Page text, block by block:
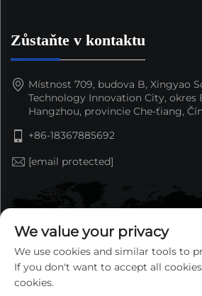
Zůstaňte v kontaktu
Místnost 709, budova B, Xingyao
Technology Innovation City, okres
Hangzhou, provincie Che-ťiang,
+86-18367885692
[email protected]
We value your privacy
We use cookies and similar tools to
If you don't want to accept all
cookies.